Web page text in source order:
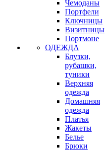
Чемоданы
Портфели
Ключницы
Визитницы
Портмоне
ОДЕЖДА
Блузки,
рубашки,
туники
Верхняя
одежда
Домашняя
одежда
Платья
Жакеты
Белье
Брюки